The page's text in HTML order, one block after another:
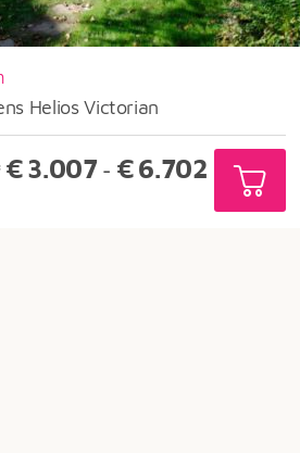
Helios Victorian
€3.007 - €6.702 Prijsklasse:
€3.007